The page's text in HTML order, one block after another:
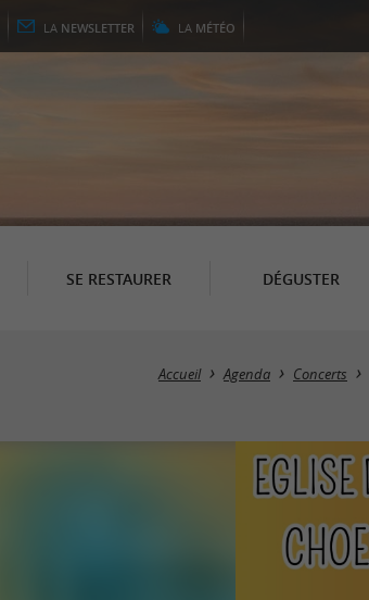
LA NEWSLETTER LA MÉTÉO
SE RESTAURER DÉGUSTER
Accueil Agenda Concerts